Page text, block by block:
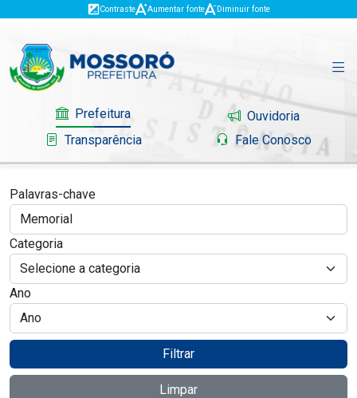
Contraste Aumentar fonte Diminuir fonte
Prefeitura
Ouvidoria
Transparência
Fale Conosco
Governo
Mossoró
Serviços
Portal do Contribuinte
Notícias
Palavras-chave
Categoria
Ano
Filtrar
Limpar